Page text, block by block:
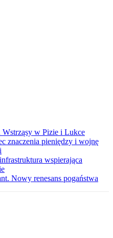
Wstrząsy w Pizie i Lukce
znaczenia pieniędzy i wojnę
wspierająca
Nowy renesans pogaństwa